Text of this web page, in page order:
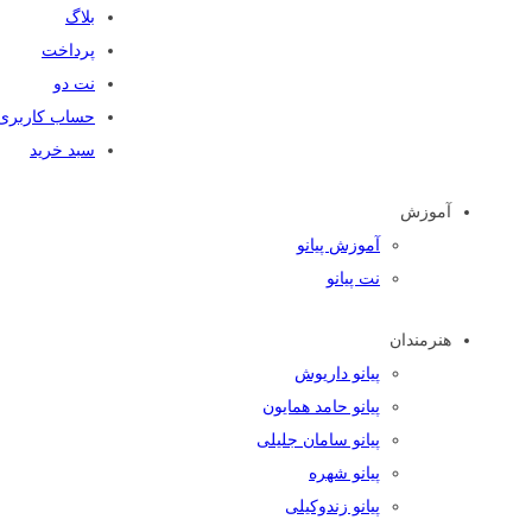
بلاگ
پرداخت
نت دو
حساب
سبد خرید
آموزش
آموزش پیانو
نت پیانو
هنرمندان
پیانو داریوش
پیانو حامد همایون
پیانو سامان جلیلی
پیانو شهره
پیانو زندوکیلی